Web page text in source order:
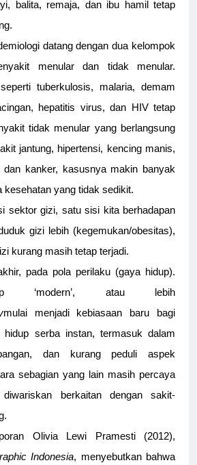
balita, remaja, dan ibu hamil tetap
datang dengan dua kelompok
menular dan tidak menular.
tuberkulosis, malaria, demam
hepatitis virus, dan HIV tetap
tidak menular yang berlangsung
jantung, hipertensi, kencing manis,
dan kanker, kasusnya makin banyak
kesehatan yang tidak sedikit.
sektor gizi, satu sisi kita berhadapan
gizi lebih (kegemukan/obesitas),
kurang masih tetap terjadi.
pada pola perilaku (gaya hidup).
‘modern’, atau lebih
mulai menjadi kebiasaan baru bagi
hidup serba instan, termasuk dalam
dan kurang peduli aspek
sebagian yang lain masih percaya
berkaitan dengan sakit-
Olivia Lewi Pramesti (2012),
Indonesia, menyebutkan bahwa